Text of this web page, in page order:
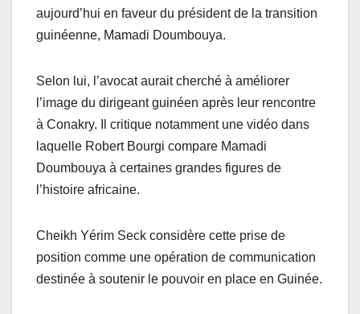
aujourd’hui en faveur du président de la transition
guinéenne, Mamadi Doumbouya.
Selon lui, l’avocat aurait cherché à améliorer
l’image du dirigeant guinéen après leur rencontre
à Conakry. Il critique notamment une vidéo dans
laquelle Robert Bourgi compare Mamadi
Doumbouya à certaines grandes figures de
l’histoire africaine.
Cheikh Yérim Seck considère cette prise de
position comme une opération de communication
destinée à soutenir le pouvoir en place en Guinée.